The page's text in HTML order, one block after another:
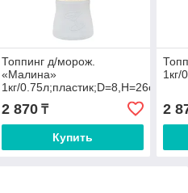
Топпинг д/морож.
«Малина»
1кг/0.75л;пластик;D=8,H=26см
2 870₸
Купить
1кг/
2